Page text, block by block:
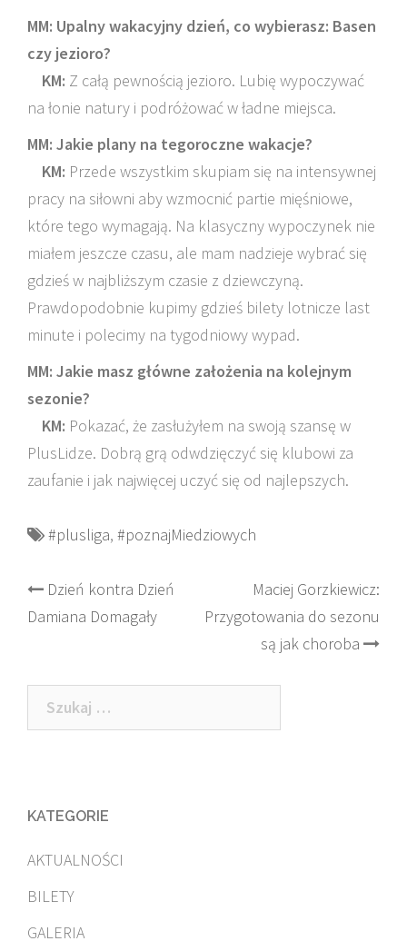
MM: Upalny wakacyjny dzień, co wybierasz: Basen
czy jezioro?
KM: Z całą pewnością jezioro. Lubię wypoczywać
na łonie natury i podróżować w ładne miejsca.
MM: Jakie plany na tegoroczne wakacje?
KM: Przede wszystkim skupiam się na intensywnej
pracy na siłowni aby wzmocnić partie mięśniowe,
które tego wymagają. Na klasyczny wypoczynek nie
miałem jeszcze czasu, ale mam nadzieje wybrać się
gdzieś w najbliższym czasie z dziewczyną.
Prawdopodobnie kupimy gdzieś bilety lotnicze last
minute i polecimy na tygodniowy wypad.
MM: Jakie masz główne założenia na kolejnym
sezonie?
KM: Pokazać, że zasłużyłem na swoją szansę w
PlusLidze. Dobrą grą odwdzięczyć się klubowi za
zaufanie i jak najwięcej uczyć się od najlepszych.
#plusliga, #poznajMiedziowych
Post
navigation
Dzień kontra Dzień
Damiana Domagały
Maciej Gorzkiewicz:
Przygotowania do sezonu
są jak choroba
Szukaj:
KATEGORIE
AKTUALNOŚCI
BILETY
GALERIA